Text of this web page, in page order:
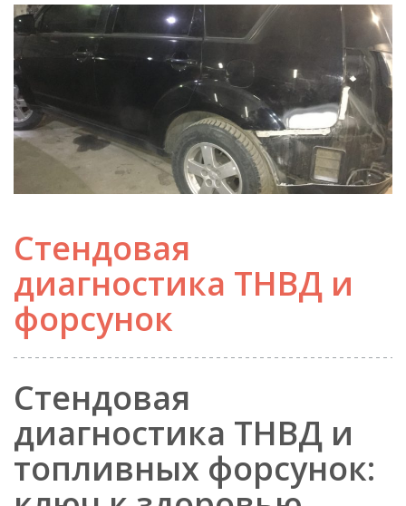
Стендовая
диагностика ТНВД и
форсунок
Стендовая
диагностика ТНВД и
топливных форсунок: